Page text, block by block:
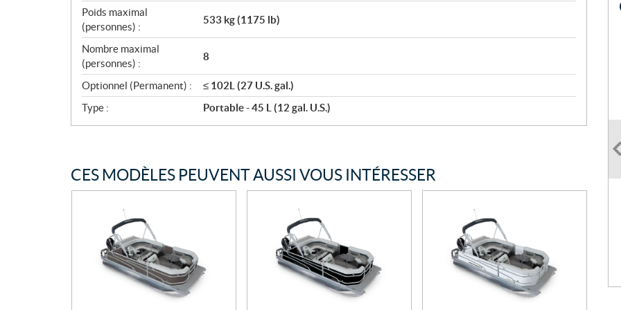
Poids maximal
(personnes) :
533 kg (1175 lb)
Nombre maximal
(personnes) :
8
Optionnel (Permanent) :
≤ 102L (27 U.S. gal.)
Type :
Portable - 45 L (12 gal. U.S.)
CES MODÈLES PEUVENT AUSSI VOUS INTÉRESSER